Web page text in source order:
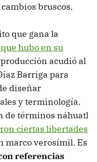
bruscos.
que gana la
hubo en su
acudió al
Barriga para
diseñar
y terminología.
de términos náhuatl
ciertas libertades
marco verosímil. Es
referencias